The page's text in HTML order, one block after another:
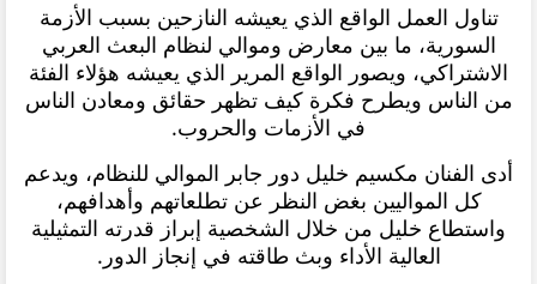
تناول العمل الواقع الذي يعيشه النازحين بسبب الأزمة
السورية، ما بين معارض وموالي لنظام البعث العربي
الاشتراكي، ويصور الواقع المرير الذي يعيشه هؤلاء الفئة
من الناس ويطرح فكرة كيف تظهر حقائق ومعادن الناس
في الأزمات والحروب.
أدى الفنان مكسيم خليل دور جابر الموالي للنظام، ويدعم
كل المواليين بغض النظر عن تطلعاتهم وأهدافهم،
واستطاع خليل من خلال الشخصية إبراز قدرته التمثيلية
العالية الأداء وبث طاقته في إنجاز الدور.